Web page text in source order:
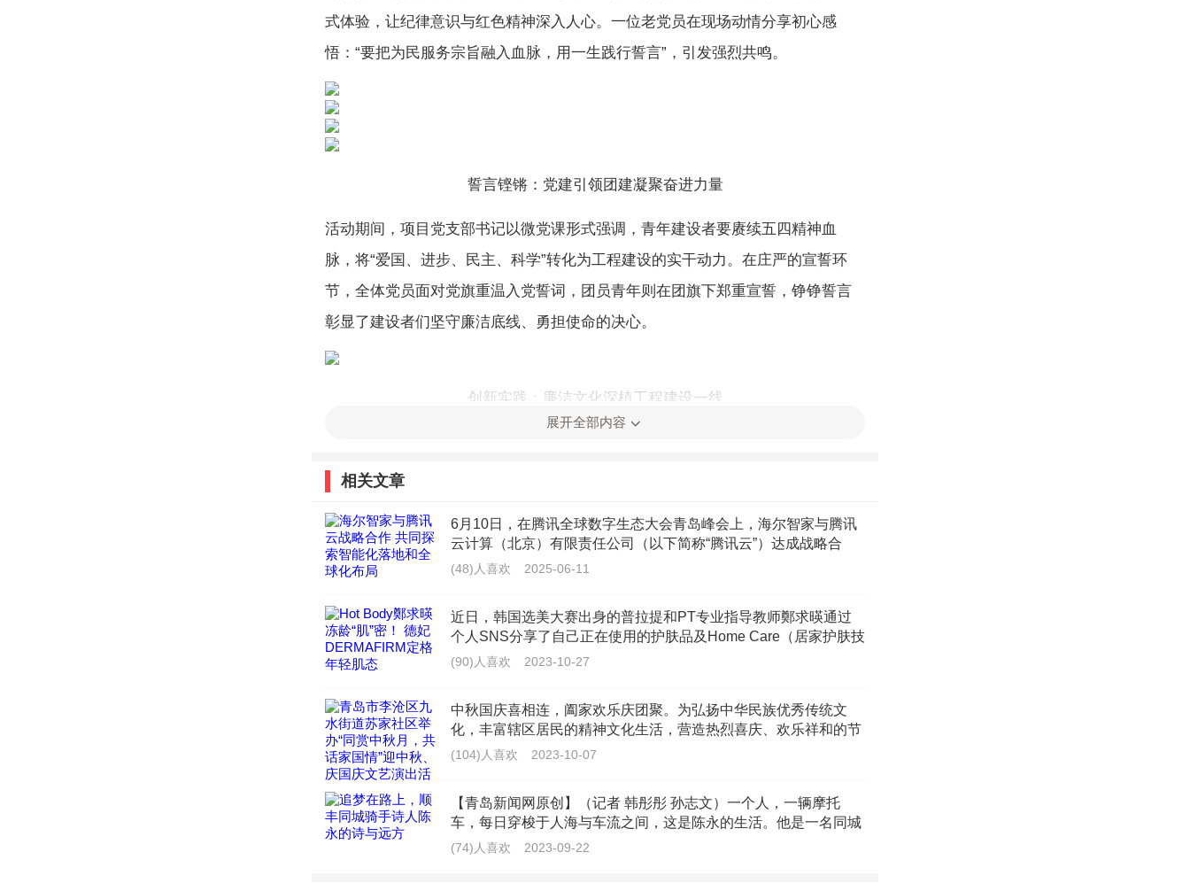
式体验，让纪律意识与红色精神深入人心。一位老党员在现场动情分享初心感
悟：“要把为民服务宗旨融入血脉，用一生践行誓言”，引发强烈共鸣。
誓言铿锵：党建引领团建凝聚奋进力量
活动期间，项目党支部书记以微党课形式强调，青年建设者要赓续五四精神血
脉，将“爱国、进步、民主、科学”转化为工程建设的实干动力。在庄严的宣誓环
节，全体党员面对党旗重温入党誓词，团员青年则在团旗下郑重宣誓，铮铮誓言
彰显了建设者们坚守廉洁底线、勇担使命的决心。
创新实践：廉洁文化深植工程建设一线
进工地的重要实践。通过历史回顾、科技互动与情感共鸣相结合的教育形式，有
创新青年思想引领方式，开展多样化的主题教育实践活动，推动廉洁意识深度融
入工程建设各环节，助力打造精品工程、廉洁工程。项目将始终以党建为引领，
发展注入澎湃动能。
标签：
2026年凯度BrandZ最具价值全球品牌100强榜单于5月14日正式揭
晓，谷歌、苹果、微软、亚马逊等头部科技品牌持续领跑。相较去
年，全球百强品牌价值同比增长22%，总规模达13.1万亿美
5月16日上午，烟台南山学院2026年春季田径运动会开幕式在东海
校区体育场拉开帷幕。南山控股主要领导、全体校领导出席开幕
式。校党委书记任民主持开幕式。万余名师生齐聚现场，
展开全部内容
相关文章
6月10日，在腾讯全球数字生态大会青岛峰会上，海尔智家与腾讯
云计算（北京）有限责任公司（以下简称“腾讯云”）达成战略合
作。双方将以空调、冰箱、洗衣机等商用及家用核心
(48)人喜欢 2025-06-11
近日，韩国选美大赛出身的普拉提和PT专业指导教师鄭求暎通过
个人SNS分享了自己正在使用的护肤品及Home Care（居家护肤技
巧）的笔记相当引人注目。SNS发布的照片中我们可以看到鄭
(90)人喜欢 2023-10-27
中秋国庆喜相连，阖家欢乐庆团聚。为弘扬中华民族优秀传统文
化，丰富辖区居民的精神文化生活，营造热烈喜庆、欢乐祥和的节
日氛围，2023年9月28日晚，青岛市李沧区九水街道苏家社区举
(104)人喜欢 2023-10-07
【青岛新闻网原创】（记者 韩彤彤 孙志文）一个人，一辆摩托
车，每日穿梭于人海与车流之间，这是陈永的生活。他是一名同城
骑手，每天接单，送单，在路上是工作常态。骑手之余，陈永爱好
(74)人喜欢 2023-09-22